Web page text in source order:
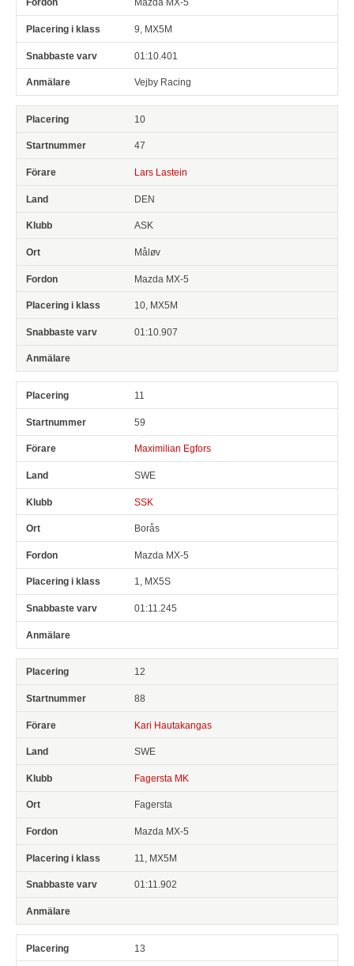
Mazda MX-5
9, MX5M
01:10.401
Vejby Racing
10
47
Lars Lastein
DEN
ASK
Måløv
Mazda MX-5
10, MX5M
01:10.907
11
59
Maximilian Egfors
SWE
SSK
Borås
Mazda MX-5
1, MX5S
01:11.245
12
88
Kari Hautakangas
SWE
Fagersta MK
Fagersta
Mazda MX-5
11, MX5M
01:11.902
13